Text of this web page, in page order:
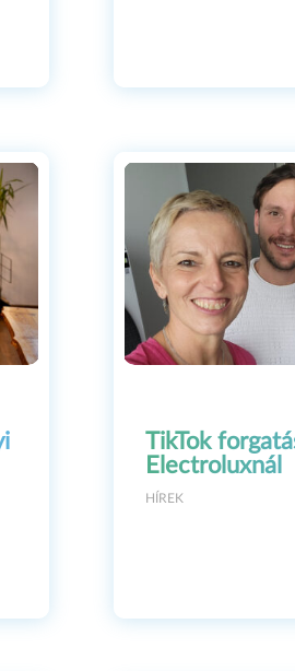
TikTok
Electroluxnál
HÍREK
jelölt